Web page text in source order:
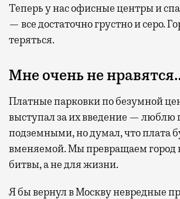
Теперь у нас офисные центры и
— все достаточно грустно и серо.
теряться.
Мне очень не
Платные парковки по безумной
выступал за их введение — люблю
подземными, но думал, что плата
вменяемой. Мы превращаем город
битвы, а не для жизни.
Я бы вернул в Москву невредные